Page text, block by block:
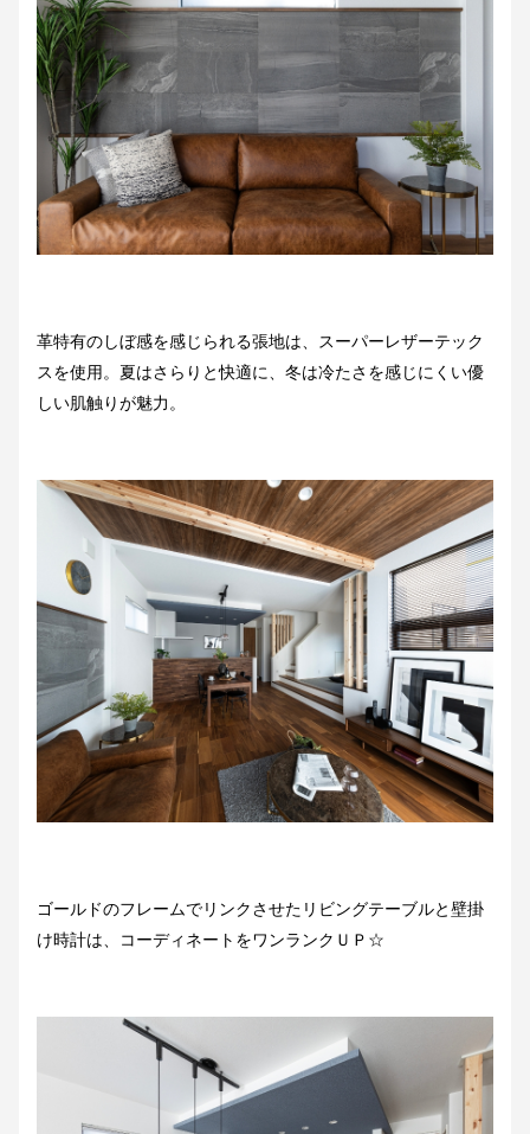
革特有のしぼ感を感じられる張地は、スーパーレザーテック
スを使用。夏はさらりと快適に、冬は冷たさを感じにくい優
しい肌触りが魅力。
ゴールドのフレームでリンクさせたリビングテーブルと壁掛
け時計は、コーディネートをワンランクＵＰ☆